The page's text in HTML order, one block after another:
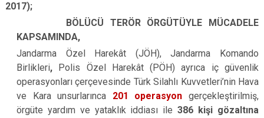
2017);
BÖLÜCÜ TERÖR ÖRGÜTÜYLE MÜCADELE
KAPSAMINDA,
Jandarma Özel Harekât (JÖH), Jandarma Komando
Birlikleri, Polis Özel Harekât (PÖH) ayrıca iç güvenlik
operasyonları çerçevesinde Türk Silahlı Kuvvetleri’nin Hava
ve Kara unsurlarınca 201 operasyon gerçekleştirilmiş,
örgüte yardım ve yataklık iddiası ile386 kişi gözaltına